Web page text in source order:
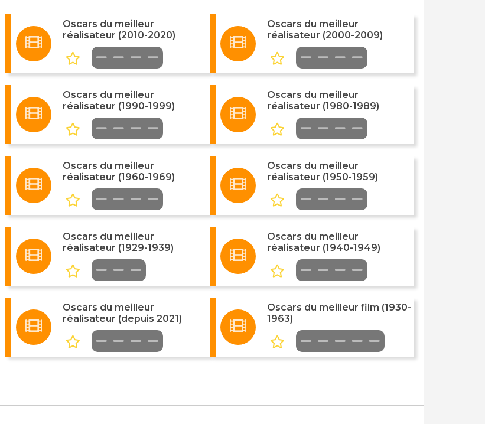
Oscars du meilleur
réalisateur (2010-2020)
Oscars du meilleur
réalisateur (2000-2009)
Oscars du meilleur
réalisateur (1990-1999)
Oscars du meilleur
réalisateur (1980-1989)
Oscars du meilleur
réalisateur (1960-1969)
Oscars du meilleur
réalisateur (1950-1959)
Oscars du meilleur
réalisateur (1929-1939)
Oscars du meilleur
réalisateur (1940-1949)
Oscars du meilleur
réalisateur (depuis 2021)
Oscars du meilleur film (1930-
1963)